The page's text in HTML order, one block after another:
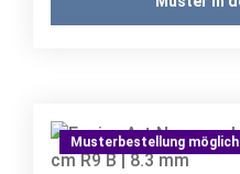
Musterbestellung möglich